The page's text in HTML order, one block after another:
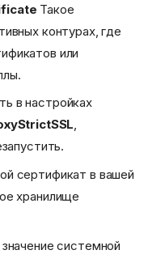
Такое
контурах, где
или
в настройках
,
сертификат в вашей
хранилище
системной